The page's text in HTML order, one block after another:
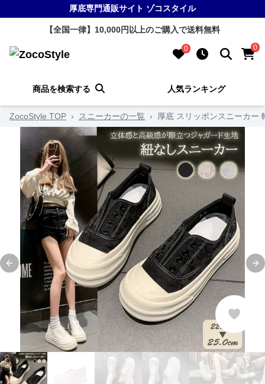
厚底専門通販サイト ゾコスタイル
【全国一律】10,000円以上のご購入で送料無料
0 0
商品を検索する 人気ランキング
ZocoStyle TOP › スニーカーの一覧 › 厚底 スリッポンスニーカー
Previous slide